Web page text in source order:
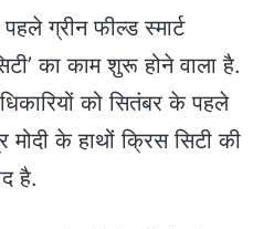
ग्रीन फील्ड स्मार्ट
का काम शुरू होने वाला है.
को सितंबर के पहले
मोदी के हाथों क्रिस सिटी की
है.